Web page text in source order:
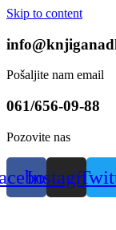
Skip to content
Pošaljite nam email
061/656-09-88
Pozovite nas
Instagram